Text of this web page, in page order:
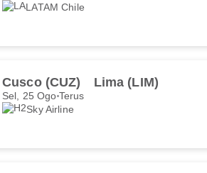
LATAM Chile
Cusco (CUZ) Lima (LIM)
Sel, 25 Ogo Terus
Sky Airline